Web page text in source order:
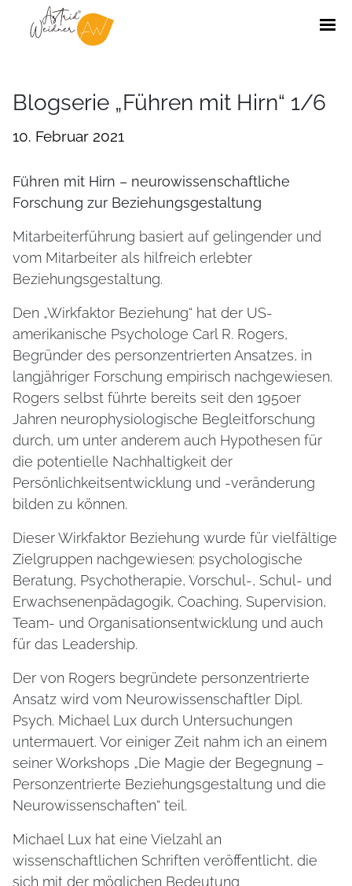
Blogserie „Führen mit Hirn“ 1/6
10. Februar 2021
Führen mit Hirn – neurowissenschaftliche
Forschung zur Beziehungsgestaltung
Mitarbeiterführung basiert auf gelingender und
vom Mitarbeiter als hilfreich erlebter
Beziehungsgestaltung.
Den „Wirkfaktor Beziehung“ hat der US-
amerikanische Psychologe Carl R. Rogers,
Begründer des personzentrierten Ansatzes, in
langjähriger Forschung empirisch nachgewiesen.
Rogers selbst führte bereits seit den 1950er
Jahren neurophysiologische Begleitforschung
durch, um unter anderem auch Hypothesen für
die potentielle Nachhaltigkeit der
Persönlichkeitsentwicklung und -veränderung
bilden zu können.
Dieser Wirkfaktor Beziehung wurde für vielfältige
Zielgruppen nachgewiesen: psychologische
Beratung, Psychotherapie, Vorschul-, Schul- und
Erwachsenenpädagogik, Coaching, Supervision,
Team- und Organisationsentwicklung und auch
für das Leadership.
Der von Rogers begründete personzentrierte
Ansatz wird vom Neurowissenschaftler Dipl.
Psych. Michael Lux durch Untersuchungen
untermauert. Vor einiger Zeit nahm ich an einem
seiner Workshops „Die Magie der Begegnung –
Personzentrierte Beziehungsgestaltung und die
Neurowissenschaften“ teil.
Michael Lux hat eine Vielzahl an
wissenschaftlichen Schriften veröffentlicht, die
sich mit der möglichen Bedeutung